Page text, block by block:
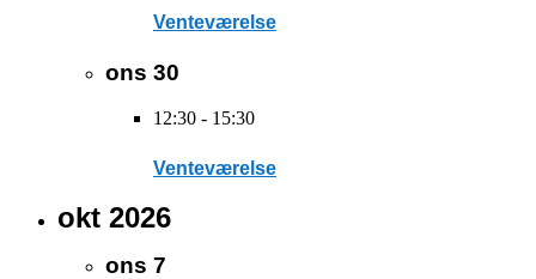
Venteværelse
ons 30
12:30 - 15:30
Venteværelse
okt 2026
ons 7